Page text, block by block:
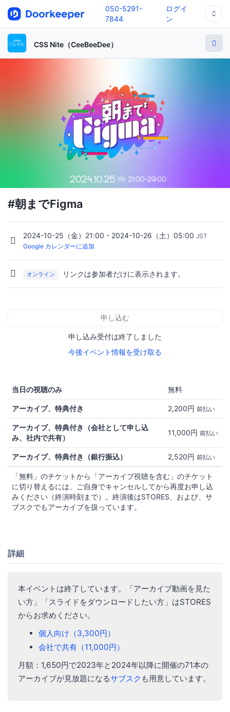
050-5291-
7844
ログイ
ン
CSS Nite（CeeBeeDee）
#朝までFigma
2024-10-25（金）21:00 - 2024-10-26（土）05:00 JST
Google カレンダーに追加
オンライン リンクは参加者だけに表示されます。
申し込む
申し込み受付は終了しました
今後イベント情報を受け取る
当日の視聴のみ 無料
アーカイブ、特典付き 2,200円 前払い
アーカイブ、特典付き（会社として申し込
み、社内で共有）
11,000円 前払い
アーカイブ、特典付き（銀行振込） 2,520円 前払い
「無料」のチケットから「アーカイブ視聴を含む」のチケット
に切り替えるには、ご自身でキャンセルしてから再度お申し込
みください（終演時刻まで）。終演後はSTORES、および、サ
ブスクでもアーカイブを扱っています。
詳細
本イベントは終了しています。「アーカイブ動画を見た
い方」「スライドをダウンロードしたい方」はSTORES
からお求めください。
個人向け（3,300円）
会社で共有（11,000円）
月額：1,650円で2023年と2024年以降に開催の71本の
アーカイブが見放題になるサブスク も用意しています。